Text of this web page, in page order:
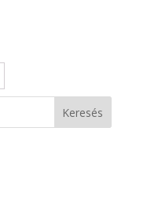
Keresés